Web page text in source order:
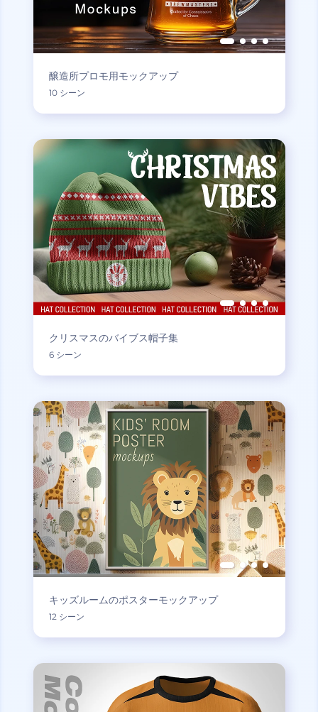
醸造所プロモ用モックアップ
10 シーン
クリスマスのバイブス帽子集
6 シーン
キッズルームのポスターモックアップ
12 シーン